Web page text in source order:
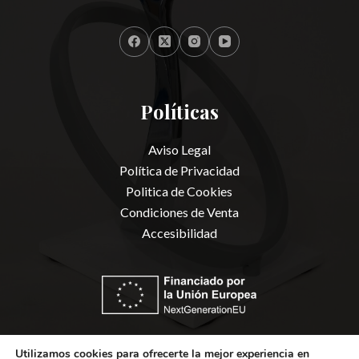
Políticas
Aviso Legal
Política de Privacidad
Politica de Cookies
Condiciones de Venta
Accesibilidad
Utilizamos cookies para ofrecerte la mejor experiencia en